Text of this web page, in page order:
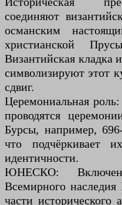
соединяют
османским
христианской
Византийская кладка
символизируют этот
сдвиг.
Церемониальная
проводятся
Бурсы, например,
что подчёркивает
идентичности.
ЮНЕСКО:
Всемирного
части